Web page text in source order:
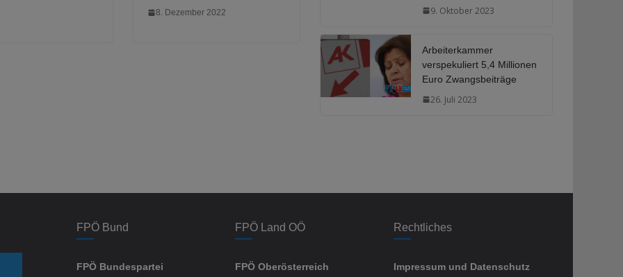
8. Dezember 2022 9. Oktober 2023
Arbeiterkammer
verspekuliert 5,4 Millionen
Euro Zwangsbeiträge
26. Juli 2023
FPÖ Bund
FPÖ Bundespartei
FPÖ Land OÖ
FPÖ Oberösterreich
Rechtliches
Impressum und Datenschutz